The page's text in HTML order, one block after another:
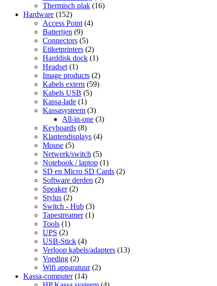
Thermisch plak (16)
Hardware (152)
Access Point (4)
Batterijen (9)
Connectors (5)
Etiketprinters (2)
Harddisk dock (1)
Headset (1)
Image products (2)
Kabels extern (59)
Kabels USB (5)
Kassa-lade (1)
Kassasysteem (3)
All-in-one (3)
Keyboards (8)
Klantendisplays (4)
Mouse (5)
Netwerk/switch (5)
Notebook / laptop (1)
SD en Micro SD Cards (2)
Software derden (2)
Speaker (2)
Stylus (2)
Switch - Hub (3)
Tapestreamer (1)
Tools (1)
UPS (2)
USB-Stick (4)
Verloop kabels/adapters (13)
Voeding (2)
Wifi apparatuur (2)
Kassa-computer (14)